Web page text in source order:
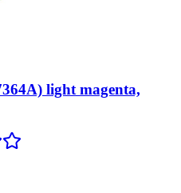
light magenta,